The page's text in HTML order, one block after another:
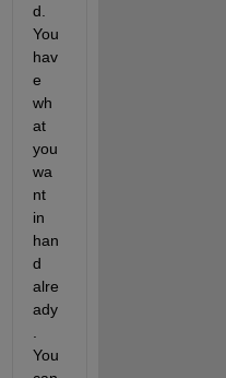
d.
You
hav
e
wh
at
you
wa
nt
in
han
d
alre
ady
You